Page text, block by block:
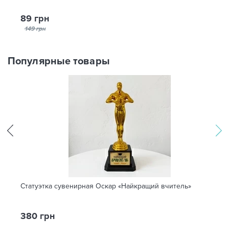
89 грн
149 грн
Популярные товары
Статуэтка сувенирная Оскар «Найкращий вчитель»
380 грн